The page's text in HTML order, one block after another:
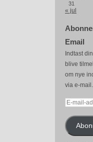
31
« jul
Email
Indtast
blive
om nye
via e-mail.
E-
adresse